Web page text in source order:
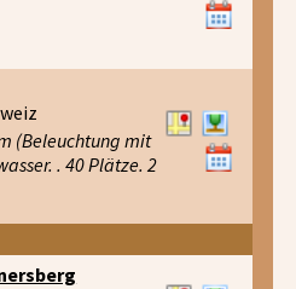
(Beleuchtung mit
. 40 Plätze. 2